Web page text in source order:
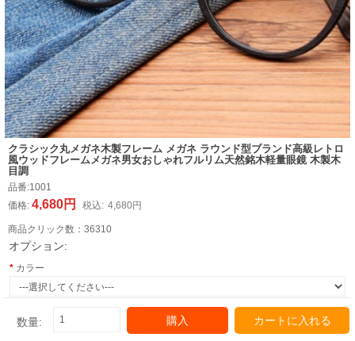
クラシック丸メガネ木製フレーム メガネ ラウンド型ブランド高級レトロ
風ウッドフレームメガネ男女おしゃれフルリム天然銘木軽量眼鏡 木製木
目調
品番:1001
価格: 4,680円 税込: 4,680円
商品クリック数： 36310
オプション:
カラー
数量: 購入 カートに入れる